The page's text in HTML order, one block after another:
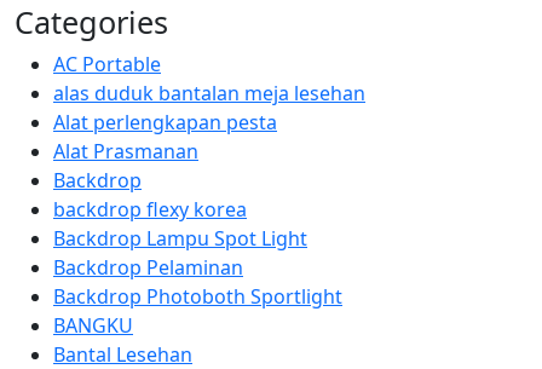
Categories
AC Portable
alas duduk bantalan meja lesehan
Alat perlengkapan pesta
Alat Prasmanan
Backdrop
backdrop flexy korea
Backdrop Lampu Spot Light
Backdrop Pelaminan
Backdrop Photoboth Sportlight
BANGKU
Bantal Lesehan